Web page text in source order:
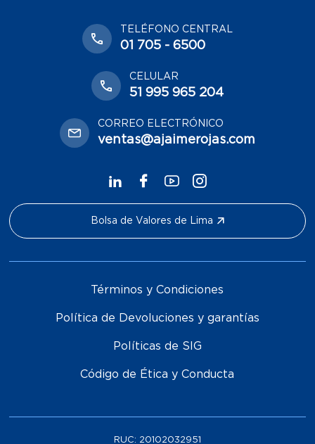
TELÉFONO CENTRAL
01 705 - 6500
CELULAR
51 995 965 204
CORREO ELECTRÓNICO
ventas@ajaimerojas.com
Bolsa de Valores de Lima
Términos y Condiciones
Política de Devoluciones y garantías
Políticas de SIG
Código de Ética y Conducta
RUC: 20102032951